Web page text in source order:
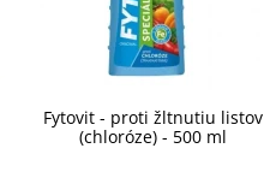
Fytovit - proti žltnutiu listov
(chloróze) - 500 ml